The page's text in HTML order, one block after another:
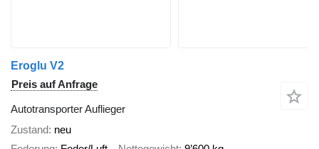
Eroglu V2
Preis auf Anfrage
Autotransporter Auflieger
Zustand
neu